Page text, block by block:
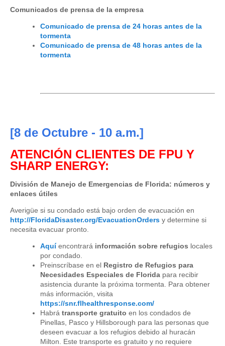
Comunicados de prensa de la empresa
Comunicado de prensa de 24 horas antes de la
tormenta
Comunicado de prensa de 48 horas antes de la
tormenta
[8 de Octubre - 10 a.m.]
ATENCIÓN CLIENTES DE FPU Y
SHARP ENERGY:
División de Manejo de Emergencias de Florida: números y
enlaces útiles
Averigüe si su condado está bajo orden de evacuación en
http://FloridaDisaster.org/EvacuationOrders y determine si
necesita evacuar pronto.
Aquíencontrará información sobre refugios locales
por condado.
Preinscríbase en el Registro de Refugios para
Necesidades Especiales de Florida para recibir
asistencia durante la próxima tormenta. Para obtener
más información, visita
https://snr.flhealthresponse.com/
Habrá transporte gratuito en los condados de
Pinellas, Pasco y Hillsborough para las personas que
deseen evacuar a los refugios debido al huracán
Milton. Este transporte es gratuito y no requiere